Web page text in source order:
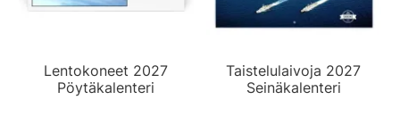
Lentokoneet 2027
Pöytäkalenteri
Taistelulaivoja 2027
Seinäkalenteri